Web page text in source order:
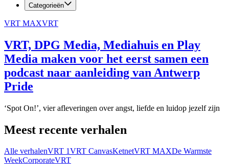
Categorieën
VRT MAXVRT
VRT, DPG Media, Mediahuis en Play
Media maken voor het eerst samen een
podcast naar aanleiding van Antwerp
Pride
‘Spot On!’, vier afleveringen over angst, liefde en luidop jezelf zijn
Meest recente verhalen
Alle verhalenVRT 1VRT CanvasKetnetVRT MAXDe Warmste
WeekCorporateVRT